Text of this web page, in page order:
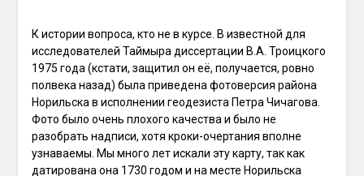
К истории вопроса, кто не в курсе. В известной для
исследователей Таймыра диссертации В.А. Троицкого
1975 года (кстати, защитил он её, получается, ровно
полвека назад) была приведена фотоверсия района
Норильска в исполнении геодезиста Петра Чичагова.
Фото было очень плохого качества и было не
разобрать надписи, хотя кроки-очертания вполне
узнаваемы. Мы много лет искали эту карту, так как
датирована она 1730 годом и на месте Норильска